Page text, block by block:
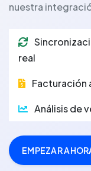
nuestra
real
Facturación
Análisis de
EMPEZAR